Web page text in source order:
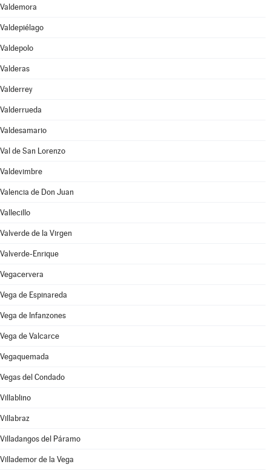
Valdemora
Valdepiélago
Valdepolo
Valderas
Valderrey
Valderrueda
Valdesamario
Val de San Lorenzo
Valdevimbre
Valencia de Don Juan
Vallecillo
Valverde de la Virgen
Valverde-Enrique
Vegacervera
Vega de Espinareda
Vega de Infanzones
Vega de Valcarce
Vegaquemada
Vegas del Condado
Villablino
Villabraz
Villadangos del Páramo
Villademor de la Vega